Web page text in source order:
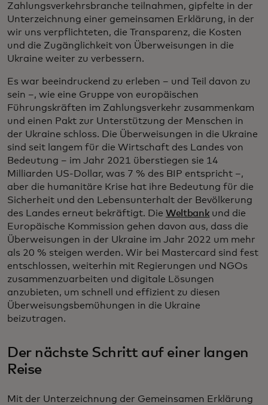
Zahlungsverkehrsbranche teilnahmen, gipfelte in der
Unterzeichnung einer gemeinsamen Erklärung, in der
wir uns verpflichteten, die Transparenz, die Kosten
und die Zugänglichkeit von Überweisungen in die
Ukraine weiter zu verbessern.
Es war beeindruckend zu erleben – und Teil davon zu
sein –, wie eine Gruppe von europäischen
Führungskräften im Zahlungsverkehr zusammenkam
und einen Pakt zur Unterstützung der Menschen in
der Ukraine schloss. Die Überweisungen in die Ukraine
sind seit langem für die Wirtschaft des Landes von
Bedeutung – im Jahr 2021 überstiegen sie 14
Milliarden US-Dollar, was 7 % des BIP entspricht –,
aber die humanitäre Krise hat ihre Bedeutung für die
Sicherheit und den Lebensunterhalt der Bevölkerung
des Landes erneut bekräftigt. Die Weltbank und die
Europäische Kommission gehen davon aus, dass die
Überweisungen in der Ukraine im Jahr 2022 um mehr
als 20 % steigen werden. Wir bei Mastercard sind fest
entschlossen, weiterhin mit Regierungen und NGOs
zusammenzuarbeiten und digitale Lösungen
anzubieten, um schnell und effizient zu diesen
Überweisungsbemühungen in die Ukraine
beizutragen.
Der nächste Schritt auf einer langen
Reise
Mit der Unterzeichnung der Gemeinsamen Erklärung